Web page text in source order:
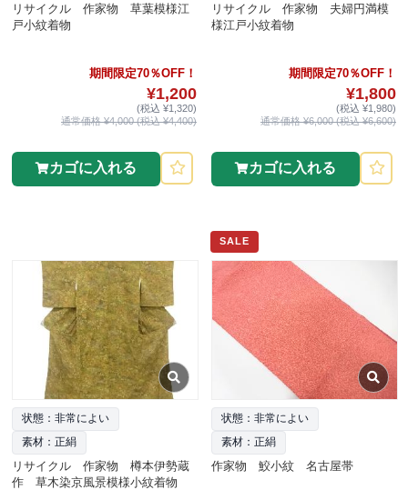
リサイクル 作家物 草葉模様江
戸小紋着物
期間限定70％OFF！
¥1,200
(税込 ¥1,320)
通常価格 ¥4,000 (税込 ¥4,400)
カゴに入れる
リサイクル 作家物 夫婦円満模
様江戸小紋着物
期間限定70％OFF！
¥1,800
(税込 ¥1,980)
通常価格 ¥6,000 (税込 ¥6,600)
カゴに入れる
状態：非常によい
素材：正絹
リサイクル 作家物 樽本伊勢蔵
作 草木染京風景模様小紋着物
SALE
状態：非常によい
素材：正絹
作家物 鮫小紋 名古屋帯